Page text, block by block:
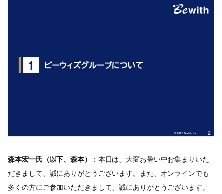
森本宏一氏（以下、森本）
：本日は、大変お暑い中お集まりいた
だきまして、誠にありがとうございます。また、オンラインでも
多くの方にご参加いただきまして、誠にありがとうございます。